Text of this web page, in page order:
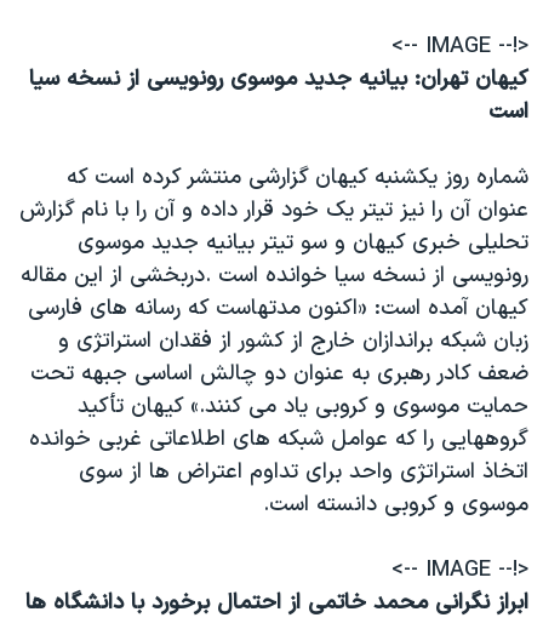
<!-- IMAGE -->
کيهان تهران: بيانيه جديد موسوی رونويسی از نسخه سيا
است
شماره روز يکشنبه کيهان گزارشی منتشر کرده است که
عنوان آن را نيز تيتر يک خود قرار داده و آن را با نام گزارش
تحليلی خبری کيهان و سو تيتر بيانيه جديد موسوی
رونويسی از نسخه سيا خوانده است .دربخشی از اين مقاله
کيهان آمده است: «اکنون مدتهاست که رسانه های فارسی
زبان شبکه براندازان خارج از کشور از فقدان استراتژی و
ضعف کادر رهبری به عنوان دو چالش اساسی جبهه تحت
حمايت موسوی و کروبی ياد می کنند.» کيهان تأکيد
گروههايی را که عوامل شبکه های اطلاعاتی غربی خوانده
اتخاذ استراتژی واحد برای تداوم اعتراض ها از سوی
موسوی و کروبی دانسته است.
<!-- IMAGE -->
ابراز نگرانی محمد خاتمی از احتمال برخورد با دانشگاه ها